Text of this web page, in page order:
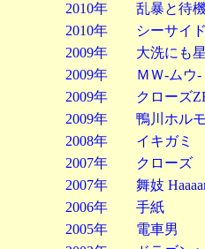
2010年 乱暴と待
2010年 シーサイド
2009年 大洗にも星
2009年 ＭＷ-
2009年 クローズ
2009年 鴨川ホル
2008年 イキガミ
2007年 クローズ
2007年 舞妓
2006年 手紙
2005年 電車男